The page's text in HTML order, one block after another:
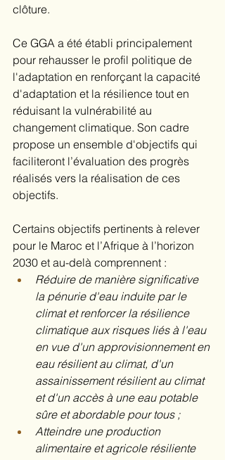
clôture.
Ce GGA a été établi principalement
pour rehausser le profil politique de
l'adaptation en renforçant la capacité
d'adaptation et la résilience tout en
réduisant la vulnérabilité au
changement climatique. Son cadre
propose un ensemble d'objectifs qui
faciliteront l’évaluation des progrès
réalisés vers la réalisation de ces
objectifs.
Certains objectifs pertinents à relever
pour le Maroc et l’Afrique à l’horizon
2030 et au-delà comprennent :
Réduire de manière significative
la pénurie d'eau induite par le
climat et renforcer la résilience
climatique aux risques liés à l'eau
en vue d'un approvisionnement en
eau résilient au climat, d'un
assainissement résilient au climat
et d'un accès à une eau potable
sûre et abordable pour tous ;
Atteindre une production
alimentaire et agricole résiliente